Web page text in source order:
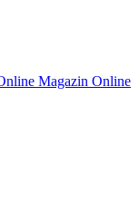
Online